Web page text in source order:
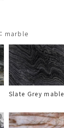
marble
Slate Grey mable